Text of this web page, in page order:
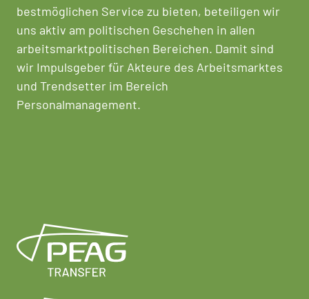
bestmöglichen Service zu bieten, beteiligen wir
uns aktiv am politischen Geschehen in allen
arbeitsmarktpolitischen Bereichen. Damit sind
wir Impulsgeber für Akteure des Arbeitsmarktes
und Trendsetter im Bereich
Personalmanagement.